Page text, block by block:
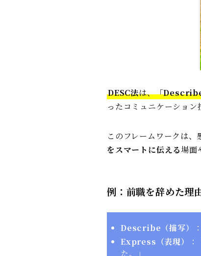
DESC法は、「
ったコミュニケーション
このフレームワークは
をスマートに伝える場面
例：前職を辞めた理
Describe （描写）
Express （表現）
た。」